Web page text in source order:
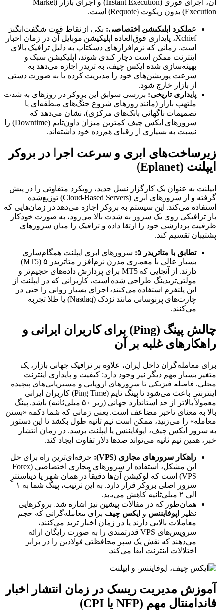
آن، اجرای فوری (Instant Execution) و اجرای بازار (Market
Execution) بدون ریکوت (Requote) است.
عملکرد اپلیکیشن اختصاصی: یکی از نقاط قوت شگفت‌انگیز
Xchief، پایداری فوق‌العاده اپلیکیشن موبایل آن در زمان اخبار
است. زمانی که نرم‌افزارهای دسکتاپ به دلیل ترافیک بالای
اینترنت ممکن است دچار کندی شوند، اپلیکیشن سبک و
بهینه‌سازی شده ایکس چیف، به تریدر اجازه می‌دهد به
سرعت پوزیشن‌های خود را مدیریت کرده یا به صورت دستی
از بازار خارج شود.
پایداری تاریخی: بررسی سوابق این بروکر در روزهای به شدت
ملتهب بازار (مانند روزهای شروع جنگ‌های منطقه‌ای یا
تصمیمات ناگهانی بانک‌های مرکزی)، نشان می‌دهد که
سرورهای ایکس چیف کمترین میزان داون‌تایم (Downtime) را
نسبت به بسیاری از رقبای هم‌رده خود داشته‌اند.
زیرساخت‌های ابری و سرعت اجرا در بروکر
ایپلنت (Eplanet)
ایپلنت به عنوان یک کارگزار نسل جدید، رویکرد متفاوتی را در پیش
گرفته و از سرورهای ابری (Cloud-Based Servers) توزیع‌شده
استفاده می‌کند. این سیستم به بروکر اجازه می‌دهد در زمان‌هایی که
بار ترافیکی روی یک سرور به شدت بالا می‌رود، به صورت خودکار
ظرفیت پردازشی خود را ارتقا داده و ترافیک را میان سرورهای
پشتیبان تقسیم کند.
تطابق با متاتریدر ۵:
سرورهای ابری ایپلنت همگام‌سازی
بسیار عالی با معماری مدرن نرم‌افزار متاتریدر ۵ (MT5)
دارند. از آنجایی که MT5 برای پردازش داده‌های حجیم‌تر و
مولتی‌تریدینگ طراحی شده است، کاربرانی که در ایپلنت از
این پلتفرم استفاده می‌کنند، اجرای بسیار روانی را حتی در
چارت‌های پرنوسانی مانند نزدک (Nasdaq) یا طلا تجربه
می‌کنند.
چالش پینگ (Ping) برای کاربران ایرانی و
راهکارهای غلبه بر آن
برای معامله‌گران داخل ایران، علاوه بر ترافیک جهانی بازار، یک
متغیر بسیار مهم دیگر نیز وجود دارد: کیفیت و پایداری اینترنت
محلی. فاصله فیزیکی تا سرورهای اروپایی و مسیریابی‌های پیچیده
اینترنتی باعث می‌شود تا پینگ تایم (Ping Time) کاربران ایرانی
معمولاً بالاتر از حد استاندارد جهانی (زیر ۵۰ میلی‌ثانیه) باشد. پینگ
بالا به معنای تاخیر مضاعف است. یعنی زمانی که شما دکمه «بستن
معامله» را می‌زنید، ممکن است نیم ثانیه طول بکشد تا این دستور
به سرور ایکس چیف، اپوفایننس یا ایپلنت برسد. در زمان انتشار
خبر، همین نیم ثانیه می‌تواند صدها دلار تفاوت ایجاد کند.
راهکار سرورهای مجازی (VPS):
حرفه‌ای‌ترین راه برای حل
این مشکل، استفاده از سرورهای مجازی اختصاصی (Forex
VPS) است که لوکیشن آن‌ها دقیقاً در همان شهر یا دیتاسنترِ
سرور اصلی بروکر قرار دارد. به این ترتیب، پینگ شما به ۱
الی ۲ میلی‌ثانیه کاهش می‌یابد.
همان‌طور که در مقالات پیشین نیز اشاره شد، بروکرهایی
نظیر
اپوفایننس و ایکس چیف برای معامله‌گرانی که حجم
معاملات بالایی دارند یا در زمان اخبار ترید می‌کنند،
سرویس‌های VPS قدرتمندی را به صورت رایگان ارائه
می‌دهند که نقش یک سپر محافظتی فولادین را در برابر
اختلالات اینترنت ایفا می‌کند.
آموزش مدیریت ریسک در زمان انتشار اخبار
فاندامنتال مهم (NFP یا CPI)